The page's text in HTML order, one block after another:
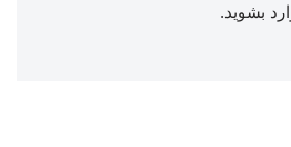
بشوید.